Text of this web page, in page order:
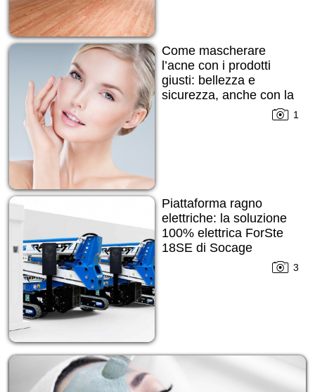
Come mascherare
l’acne con i prodotti
giusti: bellezza e
sicurezza, anche con la
1
Piattaforma ragno
elettriche: la soluzione
100% elettrica ForSte
18SE di Socage
3